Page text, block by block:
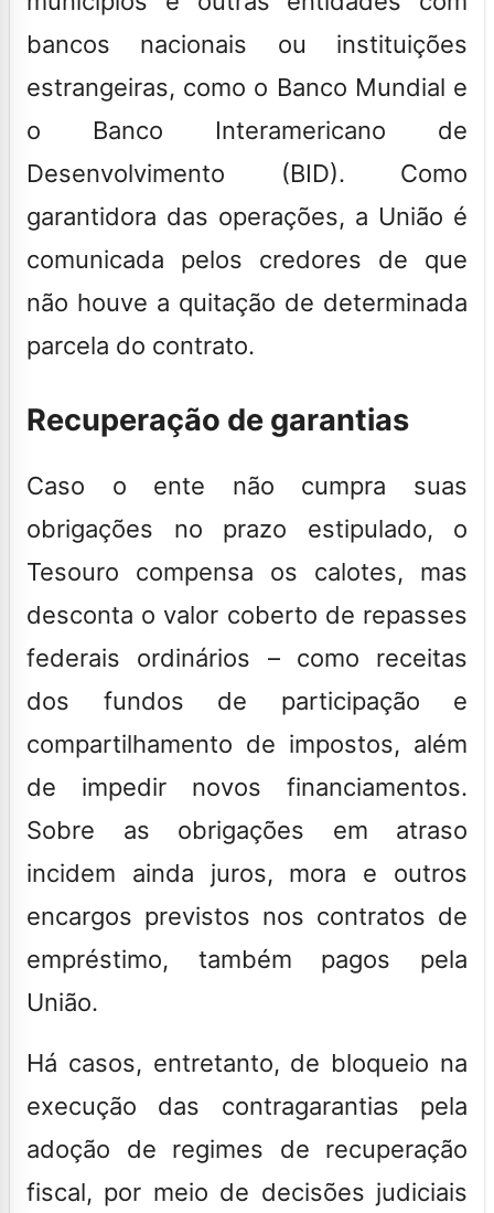
bancos nacionais ou instituições
estrangeiras, como o Banco Mundial e
o Banco Interamericano de
Desenvolvimento (BID). Como
garantidora das operações, a União é
comunicada pelos credores de que
não houve a quitação de determinada
parcela do contrato.
Recuperação de garantias
Caso o ente não cumpra suas
obrigações no prazo estipulado, o
Tesouro compensa os calotes, mas
desconta o valor coberto de repasses
federais ordinários – como receitas
dos fundos de participação e
compartilhamento de impostos, além
de impedir novos financiamentos.
Sobre as obrigações em atraso
incidem ainda juros, mora e outros
encargos previstos nos contratos de
empréstimo, também pagos pela
União.
Há casos, entretanto, de bloqueio na
execução das contragarantias pela
adoção de regimes de recuperação
fiscal, por meio de decisões judiciais